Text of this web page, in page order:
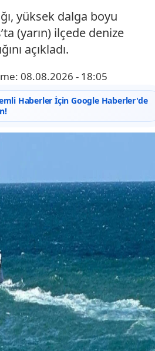
yüksek dalga boyu
(yarın) ilçede denize
açıkladı.
08.08.2026 - 18:05
Haberler İçin Google Haberler'de